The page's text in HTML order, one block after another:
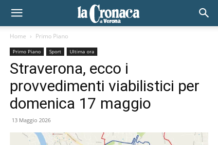
Home Primo Piano
Primo Piano Sport Ultima ora
Straverona, ecco i
provvedimenti viabilistici per
domenica 17 maggio
13 Maggio 2026